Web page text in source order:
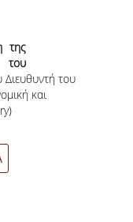
της
του
και